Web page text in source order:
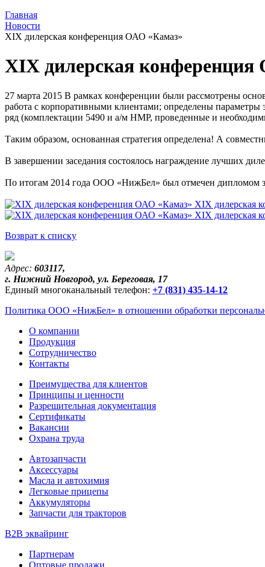
Главная
Новости
XIX дилерская конференция ОАО «Камаз»
XIX дилерская
27 марта 2015 В рамках конференции были рассмотрены
работа с корпоративными клиентами; определены параметры
ряд (комплектации 5490 и а/м НМР, проведенные и
Таким образом, основанная стратегия определена! А
В завершении заседания состоялось награждение лучших
По итогам 2014 года ООО «НижБел» был отмечен дипломом
XIX дилерская
XIX дилерская
Возврат к списку
Адрес: 603117,
г. Нижний Новгород, ул. Береговая, 17
Единый многоканальный телефон: +7 (831) 435-14-12
Политика ООО «НижБел» в отношении обработки
О компании
Продукция
Сотрудничество
Контакты
Преимущества для клиентов
Принципы и ценности
Разрешительная документация
Сертификаты
Вакансии
Охрана труда
Автозапчасти
Аксессуары
Масла и автохимия
Легковые прицепы
Аккумуляторы
Запчасти для тракторов
B2B эквайринг
Партнерам
Оптовые продажи